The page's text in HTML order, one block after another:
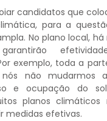
candidatos que
para a
No plano local, há
exemplo, toda a
não mudarmos
e ocupação do
planos climáticos
medidas efetivas.